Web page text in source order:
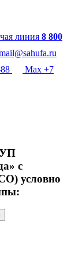
линия 8 800
Max +7
с
условно